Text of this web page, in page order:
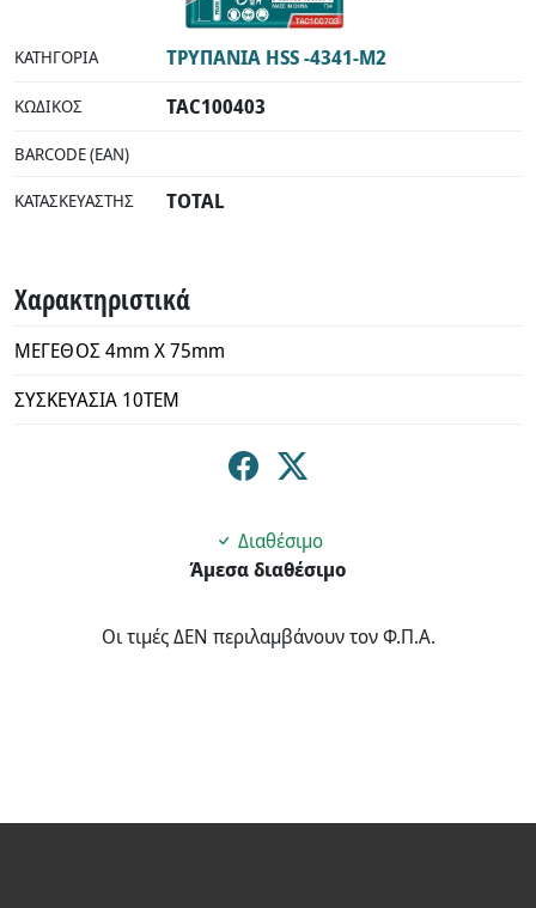
ΚΑΤΗΓΟΡΊΑ ΤΡΥΠΑΝΙΑ HSS -4341-M2
ΚΩΔΙΚΌΣ TAC100403
BARCODE (EAN)
ΚΑΤΑΣΚΕΥΑΣΤΉΣ TOTAL
Χαρακτηριστικά
ΜΕΓΕΘΟΣ 4mm X 75mm
ΣΥΣΚΕΥΑΣΙΑ 10ΤΕΜ
Διαθέσιμο
Άμεσα διαθέσιμο
Οι τιμές ΔΕΝ περιλαμβάνουν τον Φ.Π.Α.